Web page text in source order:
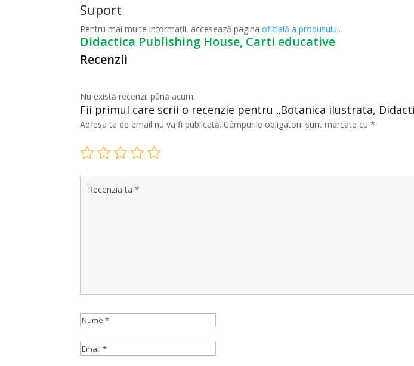
Suport
Pentru mai multe informații, accesează paginaoficială a produsului.
Didactica Publishing House, Carti educative
Recenzii
Nu există recenzii până acum.
Fii primul care scrii o recenzie pentru „Botanica ilustrata,
Adresa ta de email nu va fi publicată. Câmpurile obligatorii sunt marcate cu*